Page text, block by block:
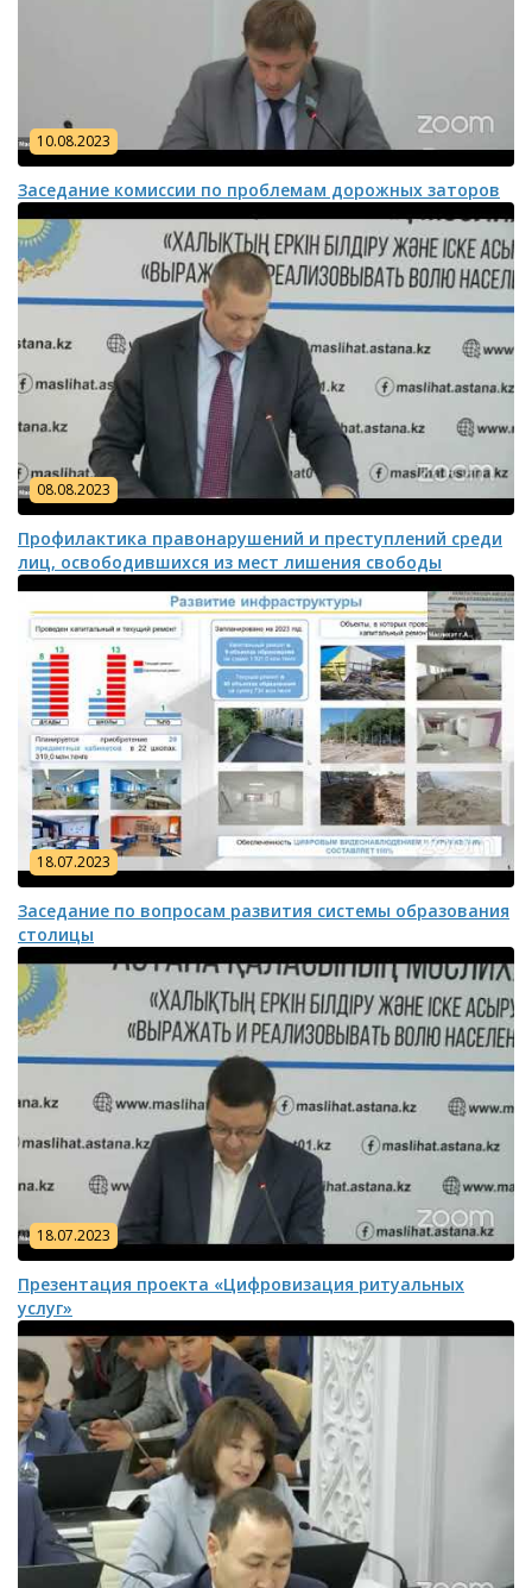
10.08.2023
Заседание комиссии по проблемам дорожных заторов
08.08.2023
Профилактика правонарушений и преступлений среди
лиц, освободившихся из мест лишения свободы
18.07.2023
Заседание по вопросам развития системы образования
столицы
18.07.2023
Презентация проекта «Цифровизация ритуальных
услуг»